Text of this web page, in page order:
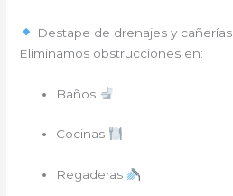
Destape de drenajes y cañerías
Eliminamos obstrucciones en:
Baños
Cocinas
Regaderas